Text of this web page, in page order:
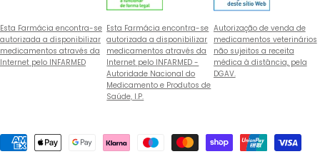
Esta Farmácia encontra-se
autorizada a disponibilizar
medicamentos através da
Internet pelo INFARMED
Esta Farmácia encontra-se
autorizada a disponibilizar
medicamentos através da
Internet pelo INFARMED -
Autoridade Nacional do
Medicamento e Produtos de
Saúde, I.P.
Autorização de venda de
medicamentos veterinários
não sujeitos a receita
médica à distância, pela
DGAV.
Métodos